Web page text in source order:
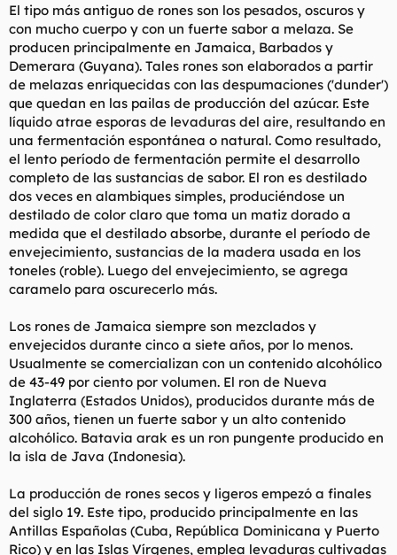
El tipo más antiguo de rones son los pesados, oscuros y
con mucho cuerpo y con un fuerte sabor a melaza. Se
producen principalmente en Jamaica, Barbados y
Demerara (Guyana). Tales rones son elaborados a partir
de melazas enriquecidas con las despumaciones ('dunder')
que quedan en las pailas de producción del azúcar. Este
líquido atrae esporas de levaduras del aire, resultando en
una fermentación espontánea o natural. Como resultado,
el lento período de fermentación permite el desarrollo
completo de las sustancias de sabor. El ron es destilado
dos veces en alambiques simples, produciéndose un
destilado de color claro que toma un matiz dorado a
medida que el destilado absorbe, durante el período de
envejecimiento, sustancias de la madera usada en los
toneles (roble). Luego del envejecimiento, se agrega
caramelo para oscurecerlo más.
Los rones de Jamaica siempre son mezclados y
envejecidos durante cinco a siete años, por lo menos.
Usualmente se comercializan con un contenido alcohólico
de 43-49 por ciento por volumen. El ron de Nueva
Inglaterra (Estados Unidos), producidos durante más de
300 años, tienen un fuerte sabor y un alto contenido
alcohólico. Batavia arak es un ron pungente producido en
la isla de Java (Indonesia).
La producción de rones secos y ligeros empezó a finales
del siglo 19. Este tipo, producido principalmente en las
Antillas Españolas (Cuba, República Dominicana y Puerto
Rico) y en las Islas Vírgenes, emplea levaduras cultivadas